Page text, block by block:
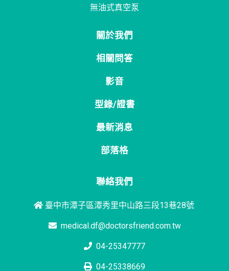
無油式真空泵
關於我們
相關問答
影音
型錄/證書
最新消息
部落格
聯絡我們
臺中市潭子區潭秀里中山路三段13巷28號
medical.df@doctorsfriend.com.tw
04-25347777
04-25338669